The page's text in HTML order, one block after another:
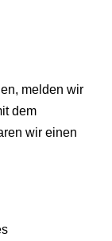
melden wir
dem
wir einen